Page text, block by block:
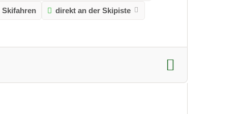
Skifahren direkt an der Skipiste